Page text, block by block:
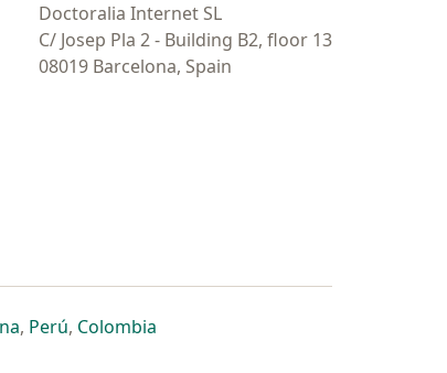
Doctoralia Internet SL
C/ Josep Pla 2 - Building B2, floor 13
08019 Barcelona, Spain
pestañapestaña
una nueva pestaña
se abre en una nueva pestaña
, Perúse abre en una nueva pestaña
, Colombiase abre en una nueva pestaña